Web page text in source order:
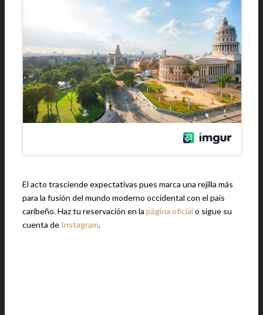
El acto trasciende expectativas pues marca una rejilla más
para la fusión del mundo moderno occidental con el país
caribeño. Haz tu reservación en la página oficial o sigue su
cuenta de Instagram.